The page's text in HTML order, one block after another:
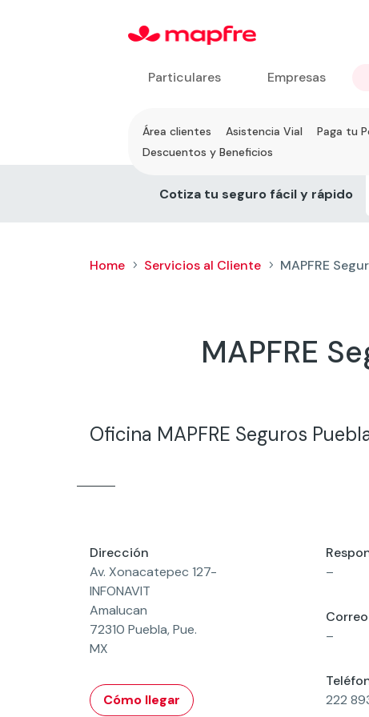
Particulares Empresas
Ir a
Servicios
Cliente
Área clientes Asistencia Vial Paga tu
Descuentos y Beneficios
Cotiza tu seguro fácil y rápido
Home 5 Servicios al Cliente 5 MAPFRE
MAPFRE
Oficina MAPFRE Seguros
Dirección
Av. Xonacatepec 127-
INFONAVIT
Amalucan
72310 Puebla, Pue.
MX
Cómo llegar
–
–
222